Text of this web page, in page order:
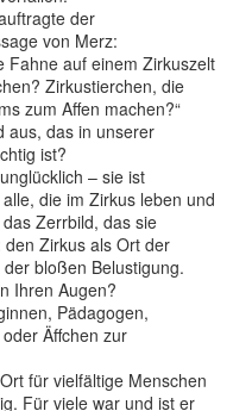
der
von Merz:
Fahne auf einem Zirkuszelt
Zirkustierchen, die
zum Affen machen?“
aus, das in unserer
ist?
– sie ist
die im Zirkus leben und
Zerrbild, das sie
Zirkus als Ort der
bloßen Belustigung.
Ihren Augen?
Pädagogen,
Äffchen zur
für vielfältige Menschen
Für viele war und ist er